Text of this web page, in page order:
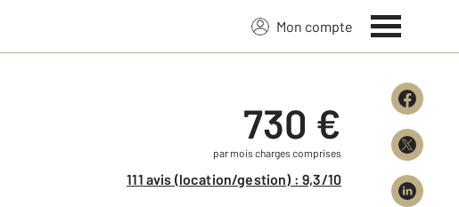
Mon compte
730 €
par mois charges comprises
111 avis (location/gestion) : 9,3/10